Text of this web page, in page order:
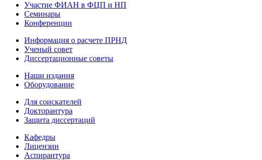
Участие ФИАН в ФЦП и НП
Семинары
Конференции
Информация о расчете ПРНД
Ученый совет
Диссертационные советы
Наши издания
Оборудование
Для соискателей
Докторантура
Защита диссертаций
Кафедры
Лицензии
Аспирантура